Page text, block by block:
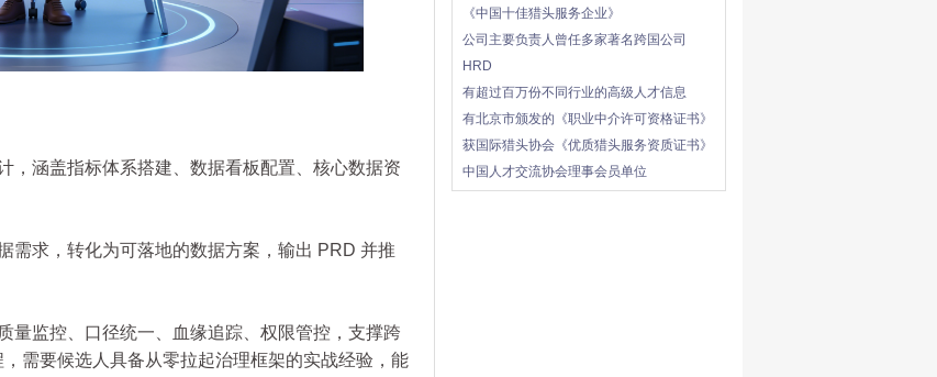
涵盖指标体系搭建、数据看板配置、核心数据资
求，转化为可落地的数据方案，输出 PRD 并推
监控、口径统一、血缘追踪、权限管控，支撑跨
需要候选人具备从零拉起治理框架的实战经验，能
《中国十佳猎头服务企业》
公司主要负责人曾任多家著名跨国公司
HRD
有超过百万份不同行业的高级人才信息
有北京市颁发的《职业中介许可资格证书》
获国际猎头协会《优质猎头服务资质证书》
中国人才交流协会理事会员单位